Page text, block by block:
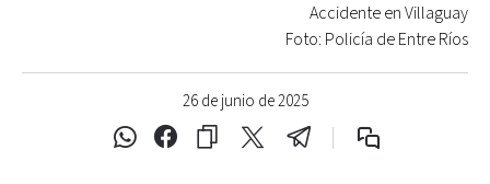
26 de junio de 2025
Accidente en Villaguay
Foto: Policía de Entre Ríos